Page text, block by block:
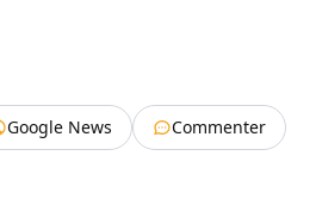
Google News
Commenter